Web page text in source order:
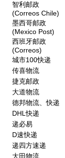
智利邮政
(Correos Chile)
墨西哥邮政
(Mexico Post)
西班牙邮政
(Correos)
城市100快递
传喜物流
捷克邮政
大道物流
德邦物流、快递
DHL快递
递必易
D速快递
递四方速递
大田物流